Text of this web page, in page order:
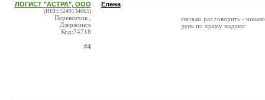
ЛОГИСТ "АСТРА", ООО
(ИНН:5249134065)
Перевозчик ,
Дзержинск
Код:74718
#4
Елена
сколько раз говорить -
день по храму выдают